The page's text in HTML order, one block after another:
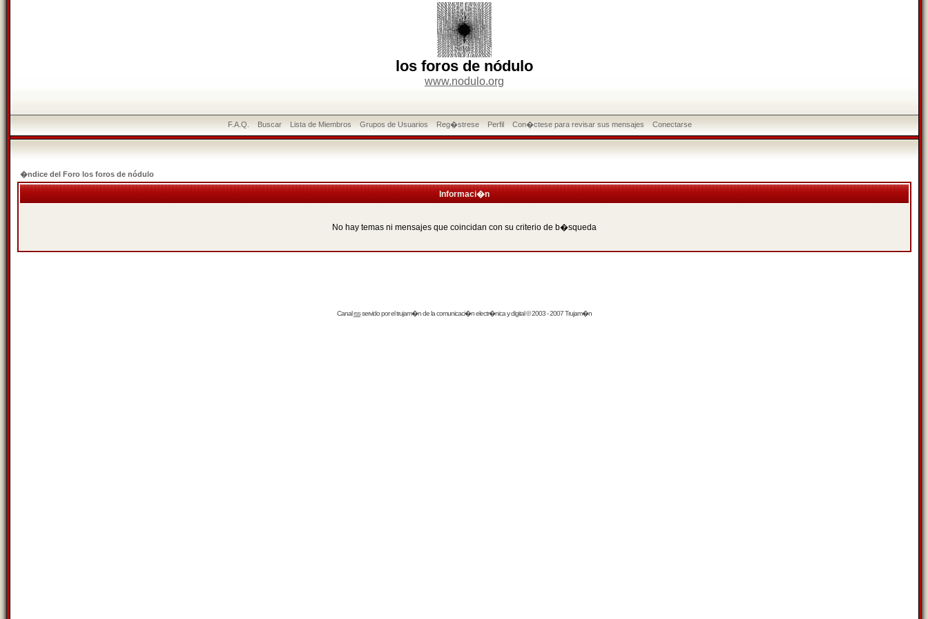
los foros de nódulo
www.nodulo.org
F.A.Q. Buscar Lista de Miembros Grupos de Usuarios Reg�strese Perfil Con�ctese para revisar sus mensajes Conectarse
�ndice del Foro los foros de nódulo
Informaci�n
No hay temas ni mensajes que coincidan con su criterio de b�squeda
Canalrssservido por eltrujam�nde la comunicaci�n electr�nica y digital © 2003 - 2007 Trujam�n